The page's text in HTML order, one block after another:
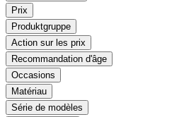
Prix
Produktgruppe
Action sur les prix
Recommandation d'âge
Occasions
Matériau
Série de modèles